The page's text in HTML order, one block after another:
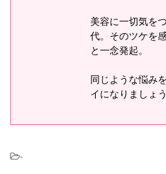
美容に一切気を
代。そのツケを
と一念発起。
同じような悩み
イになりましょ
-